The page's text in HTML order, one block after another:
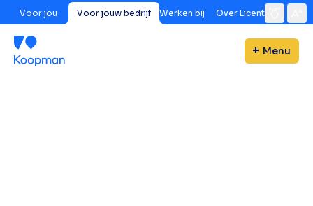
Voor jou Voor jouw bedrijf Werken bij Over Licent
Menu